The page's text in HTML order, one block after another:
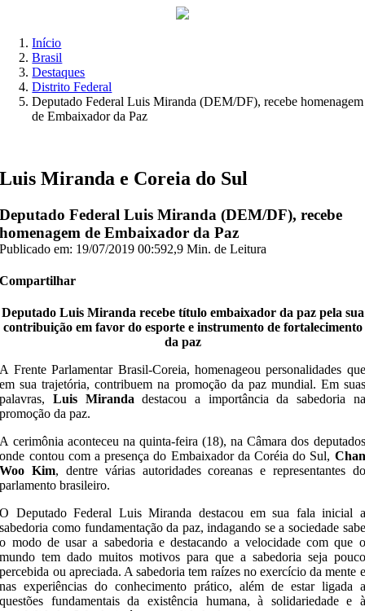
Início
Brasil
Destaques
Distrito Federal
Deputado Federal Luis Miranda (DEM/DF), recebe homenagem
de Embaixador da Paz
Luis Miranda e Coreia do Sul
Deputado Federal Luis Miranda (DEM/DF), recebe
homenagem de Embaixador da Paz
Publicado em: 19/07/2019 00:592,9 Min. de Leitura
Compartilhar
Deputado Luis Miranda recebe título embaixador da paz pela sua
contribuição em favor do esporte e instrumento de fortalecimento
da paz
A Frente Parlamentar Brasil-Coreia, homenageou personalidades que
em sua trajetória, contribuem na promoção da paz mundial. Em suas
palavras,Luis Miranda destacou a importância da sabedoria na
promoção da paz.
A cerimônia aconteceu na quinta-feira (18), na Câmara dos deputados
onde contou com a presença do Embaixador da Coréia do Sul, Chan
Woo Kim, dentre várias autoridades coreanas e representantes do
parlamento brasileiro.
O Deputado Federal Luis Miranda destacou em sua fala inicial a
sabedoria como fundamentação da paz, indagando se a sociedade sabe
o modo de usar a sabedoria e destacando a velocidade com que o
mundo tem dado muitos motivos para que a sabedoria seja pouco
percebida ou apreciada. A sabedoria tem raízes no exercício da mente e
nas experiências do conhecimento prático, além de estar ligada a
questões fundamentais da existência humana, à solidariedade e à